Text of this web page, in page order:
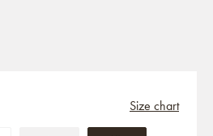
Size chart